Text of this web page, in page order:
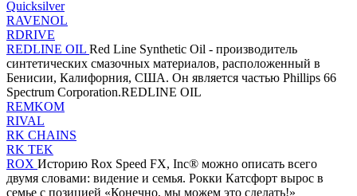
Quicksilver
RAVENOL
RDRIVE
REDLINE OIL Red Line Synthetic Oil - производитель
синтетических смазочных материалов, расположенный в
Бенисии, Калифорния, США. Он является частью Phillips 66
Spectrum Corporation.REDLINE OIL
REMKOM
RIVAL
RK CHAINS
RK TEK
ROX Историю Rox Speed ​​FX, Inc® можно описать всего
двумя словами: видение и семья. Рокки Катсфорт вырос в
семье с позицией «Конечно, мы можем это сделать!»